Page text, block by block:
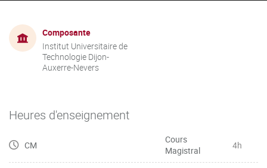
Composante
Institut Universitaire de
Technologie Dijon-
Auxerre-Nevers
Heures d'enseignement
CM
Cours
Magistral
4h